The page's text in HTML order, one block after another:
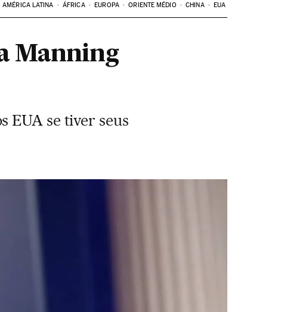
AMÉRICA LATINA ÁFRICA EUROPA ORIENTE MÉDIO CHINA EUA
Manning
EUA se tiver seus